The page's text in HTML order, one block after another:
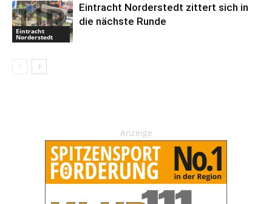
Eintracht
Norderstedt
Eintracht Norderstedt zittert sich in
die nächste Runde
Anzeige